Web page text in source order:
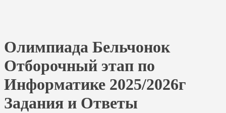
Олимпиада Бельчонок
Отборочный этап по
Информатике 2025/2026г
Задания и Ответы